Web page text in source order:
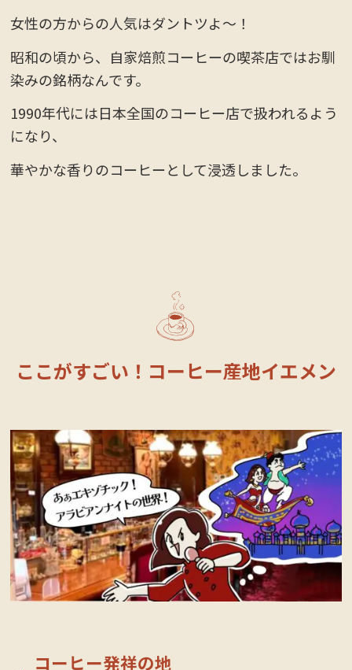
女性の方からの人気はダントツよ〜！
昭和の頃から、自家焙煎コーヒーの喫茶店ではお馴
染みの銘柄なんです。
1990年代には日本全国のコーヒー店で扱われるよう
になり、
華やかな香りのコーヒーとして浸透しました。
ここがすごい！コーヒー産地イエメン
コーヒー発祥の地